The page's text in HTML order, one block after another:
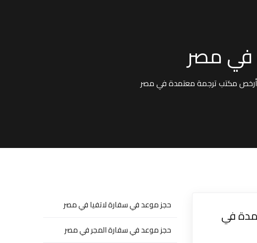
في مصر
في
حجز موعد في سفارة لاتفيا في مصر
حجز موعد في سفارة المجر في مصر